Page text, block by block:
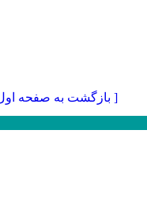
[ بازگشت به صفحه